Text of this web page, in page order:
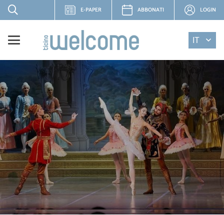
E-PAPER ABBONATI LOGIN
IT